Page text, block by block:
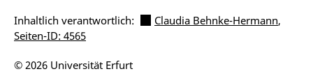
Inhaltlich verantwortlich: Claudia Behnke-Hermann,
Seiten-ID: 4565
© 2026 Universität Erfurt